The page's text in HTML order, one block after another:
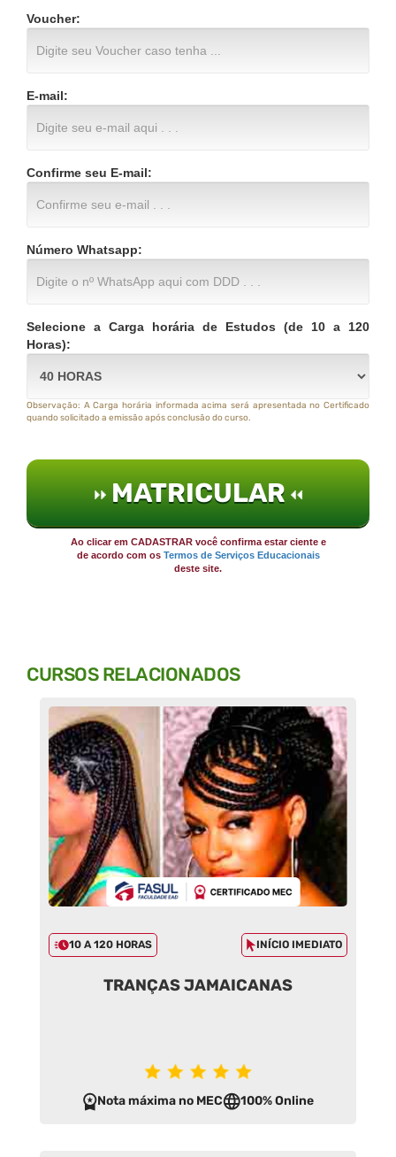
Voucher:
E-mail:
Confirme seu E-mail:
Número Whatsapp:
Selecione a Carga horária de Estudos (de 10 a 120
Horas):
Observação: A Carga horária informada acima será apresentada no Certificado
quando solicitado a emissão após conclusão do curso.
MATRICULAR
Ao clicar em CADASTRAR você confirma estar ciente e
de acordo com os Termos de Serviços Educacionais
deste site.
CURSOS RELACIONADOS
10 A 120 HORAS INÍCIO IMEDIATO
TRANÇAS JAMAICANAS
Nota máxima no MEC 100% Online